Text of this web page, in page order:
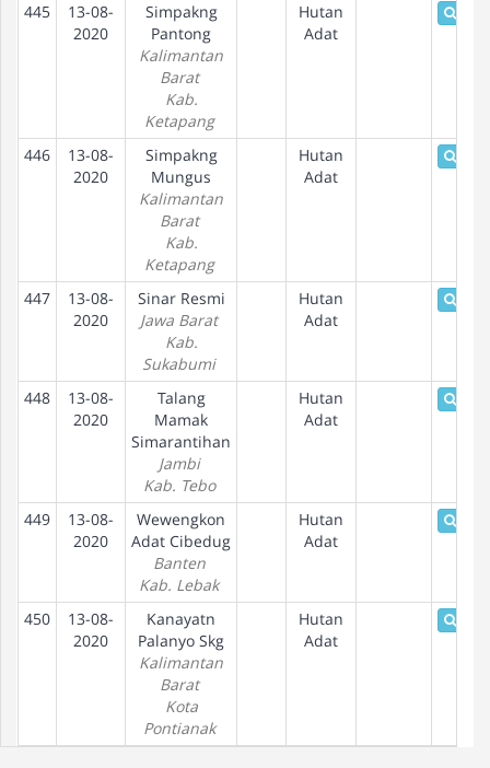
445
13-08-
2020
Simpakng
Pantong
Kalimantan
Barat
Kab.
Ketapang
Hutan
Adat
446
13-08-
2020
Simpakng
Mungus
Kalimantan
Barat
Kab.
Ketapang
Hutan
Adat
447
13-08-
2020
Sinar Resmi
Jawa Barat
Kab.
Sukabumi
Hutan
Adat
448
13-08-
2020
Talang
Mamak
Simarantihan
Jambi
Kab. Tebo
Hutan
Adat
449
13-08-
2020
Wewengkon
Adat Cibedug
Banten
Kab. Lebak
Hutan
Adat
450
13-08-
2020
Kanayatn
Palanyo Skg
Kalimantan
Barat
Kota
Pontianak
Hutan
Adat